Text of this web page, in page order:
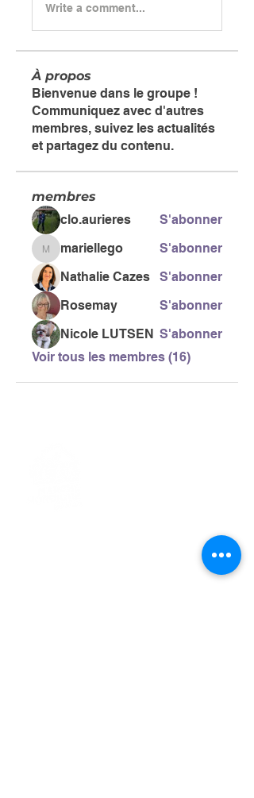
Write a comment...
À propos
Bienvenue dans le groupe !
Communiquez avec d'autres
membres, suivez les actualités
et partagez du contenu.
membres
clo.aurieres
S'abonner
mariellego
mariellego
S'abonner
Nathalie Cazes
S'abonner
Rosemay
S'abonner
Nicole LUTSEN S'abonner
Voir tous les membres (16)